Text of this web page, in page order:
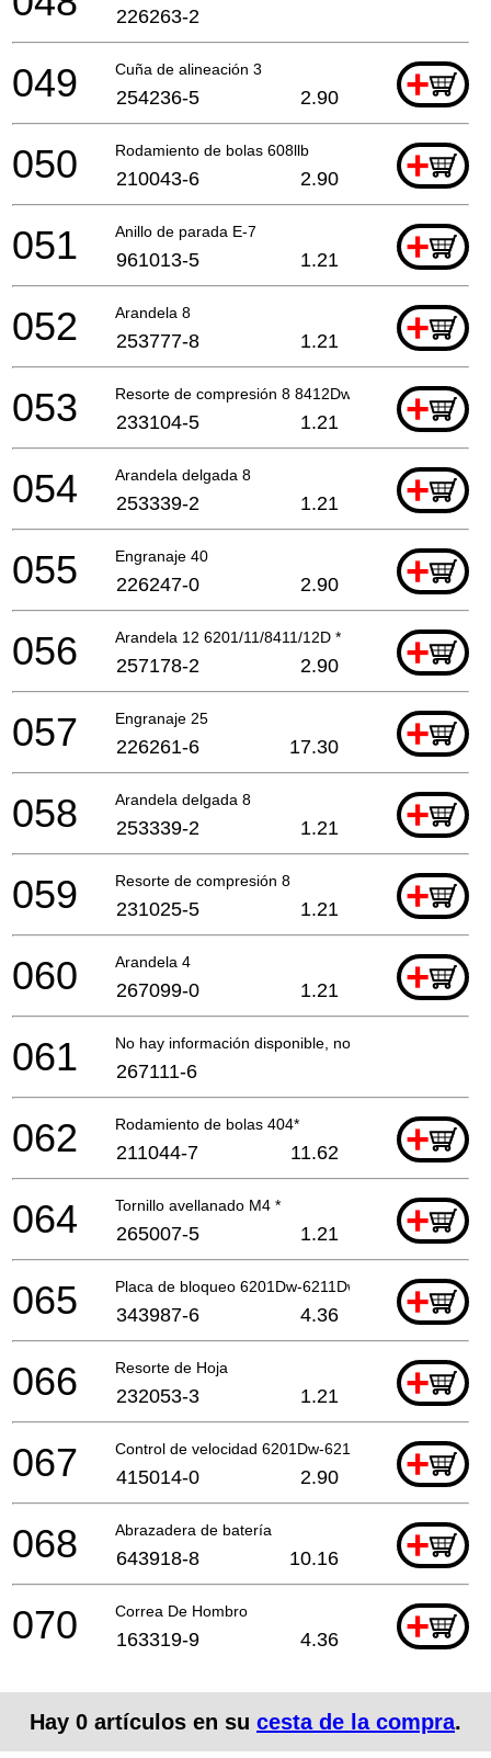
226263-2
Cuña de alineación 3 +
049 254236-5 2.90
Rodamiento de bolas 608llb +
050 210043-6 2.90
Anillo de parada E-7 +
051 961013-5 1.21
Arandela 8 +
052 253777-8 1.21
Resorte de compresión 8 8412Dwh * +
053 233104-5 1.21
Arandela delgada 8 +
054 253339-2 1.21
Engranaje 40 +
055 226247-0 2.90
Arandela 12 6201/11/8411/12D * +
056 257178-2 2.90
Engranaje 25 +
057 226261-6 17.30
Arandela delgada 8 +
058 253339-2 1.21
Resorte de compresión 8 +
059 231025-5 1.21
Arandela 4 +
060 267099-0 1.21
No hay información disponible, no se puede pedir
061 267111-6
Rodamiento de bolas 404* +
062 211044-7 11.62
Tornillo avellanado M4 * +
064 265007-5 1.21
Placa de bloqueo 6201Dw-6211Dw-6* +
065 343987-6 4.36
Resorte de Hoja +
066 232053-3 1.21
Control de velocidad 6201Dw-6211Dw-6 *+
067 415014-0 2.90
Abrazadera de batería +
068 643918-8 10.16
Correa De Hombro +
070 163319-9 4.36
Hay 0 artículos en su cesta de la compra.